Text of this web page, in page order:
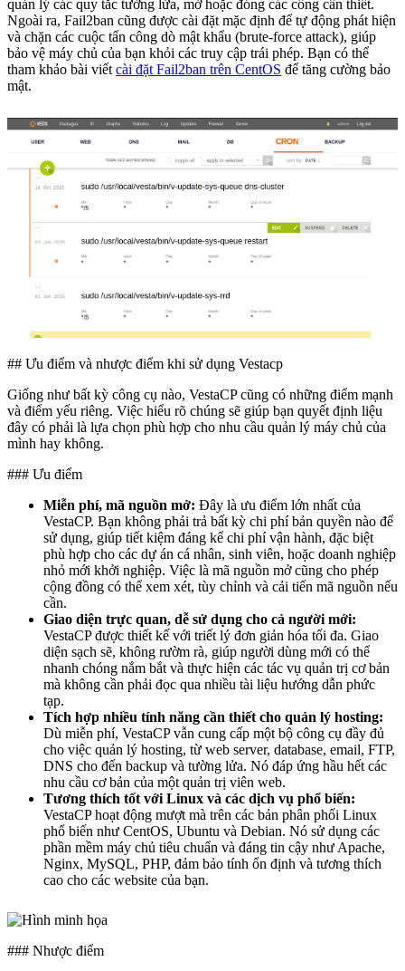
quản lý các quy tắc tường lửa, mở hoặc đóng các cổng cần thiết.
Ngoài ra, Fail2ban cũng được cài đặt mặc định để tự động phát hiện
và chặn các cuộc tấn công dò mật khẩu (brute-force attack), giúp
bảo vệ máy chủ của bạn khỏi các truy cập trái phép. Bạn có thể
tham khảo bài viết cài đặt Fail2ban trên CentOS để tăng cường bảo
mật.
## Ưu điểm và nhược điểm khi sử dụng Vestacp
Giống như bất kỳ công cụ nào, VestaCP cũng có những điểm mạnh
và điểm yếu riêng. Việc hiểu rõ chúng sẽ giúp bạn quyết định liệu
đây có phải là lựa chọn phù hợp cho nhu cầu quản lý máy chủ của
mình hay không.
### Ưu điểm
Miễn phí, mã nguồn mở: Đây là ưu điểm lớn nhất của
VestaCP. Bạn không phải trả bất kỳ chi phí bản quyền nào để
sử dụng, giúp tiết kiệm đáng kể chi phí vận hành, đặc biệt
phù hợp cho các dự án cá nhân, sinh viên, hoặc doanh nghiệp
nhỏ mới khởi nghiệp. Việc là mã nguồn mở cũng cho phép
cộng đồng có thể xem xét, tùy chỉnh và cải tiến mã nguồn nếu
cần.
Giao diện trực quan, dễ sử dụng cho cả người mới:
VestaCP được thiết kế với triết lý đơn giản hóa tối đa. Giao
diện sạch sẽ, không rườm rà, giúp người dùng mới có thể
nhanh chóng nắm bắt và thực hiện các tác vụ quản trị cơ bản
mà không cần phải đọc qua nhiều tài liệu hướng dẫn phức
tạp.
Tích hợp nhiều tính năng cần thiết cho quản lý hosting:
Dù miễn phí, VestaCP vẫn cung cấp một bộ công cụ đầy đủ
cho việc quản lý hosting, từ web server, database, email, FTP,
DNS cho đến backup và tường lửa. Nó đáp ứng hầu hết các
nhu cầu cơ bản của một quản trị viên web.
Tương thích tốt với Linux và các dịch vụ phổ biến:
VestaCP hoạt động mượt mà trên các bản phân phối Linux
phổ biến như CentOS, Ubuntu và Debian. Nó sử dụng các
phần mềm máy chủ tiêu chuẩn và đáng tin cậy như Apache,
Nginx, MySQL, PHP, đảm bảo tính ổn định và tương thích
cao cho các website của bạn.
### Nhược điểm